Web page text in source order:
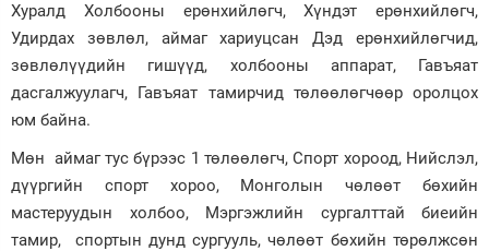
Хуралд Холбооны ерөнхийлөгч, Хүндэт ерөнхийлөгч,
Удирдах зөвлөл, аймаг хариуцсан Дэд ерөнхийлөгчид,
зөвлөлүүдийн гишүүд, холбооны аппарат, Гавъяат
дасгалжуулагч, Гавъяат тамирчид төлөөлөгчөөр оролцох
юм байна.
Мөн аймаг тус бүрээс 1 төлөөлөгч, Спорт хороод, Нийслэл,
дүүргийн спорт хороо, Монголын чөлөөт бөхийн
мастеруудын холбоо, Мэргэжлийн сургалттай биеийн
тамир, спортын дунд сургууль, чөлөөт бөхийн төрөлжсөн